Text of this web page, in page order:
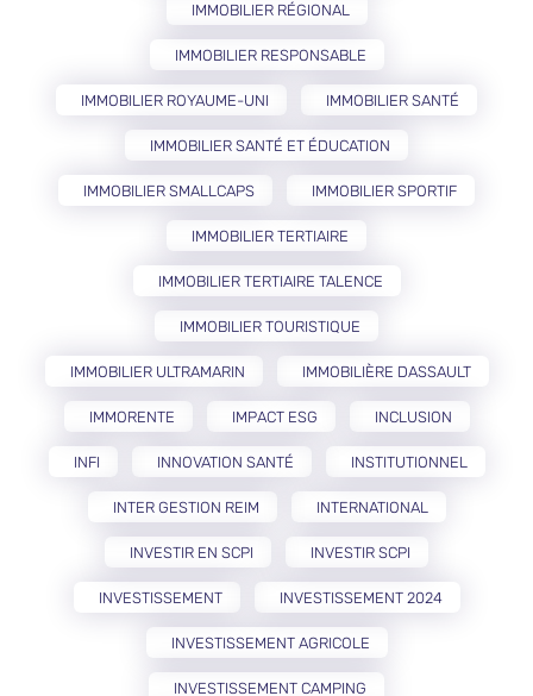
IMMOBILIER RÉGIONAL
IMMOBILIER RESPONSABLE
IMMOBILIER ROYAUME-UNI IMMOBILIER SANTÉ
IMMOBILIER SANTÉ ET ÉDUCATION
IMMOBILIER SMALLCAPS IMMOBILIER SPORTIF
IMMOBILIER TERTIAIRE
IMMOBILIER TERTIAIRE TALENCE
IMMOBILIER TOURISTIQUE
IMMOBILIER ULTRAMARIN IMMOBILIÈRE DASSAULT
IMMORENTE IMPACT ESG INCLUSION
INFI INNOVATION SANTÉ INSTITUTIONNEL
INTER GESTION REIM INTERNATIONAL
INVESTIR EN SCPI INVESTIR SCPI
INVESTISSEMENT INVESTISSEMENT 2024
INVESTISSEMENT AGRICOLE
INVESTISSEMENT CAMPING